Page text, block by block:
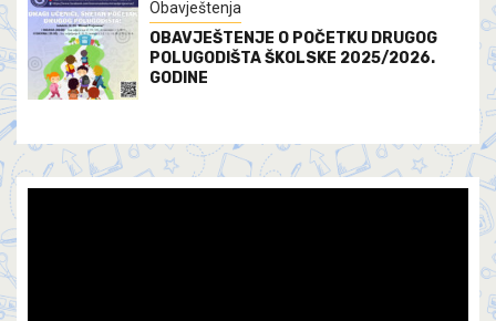
Obavještenja
OBAVJEŠTENJE O POČETKU DRUGOG
POLUGODIŠTA ŠKOLSKE 2025/2026.
GODINE